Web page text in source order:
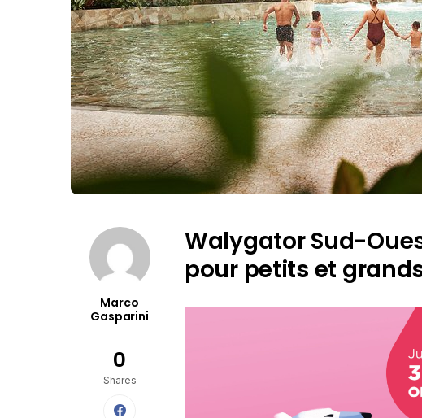
Marco
Gasparini
0
Shares
Walygator Sud-
pour petits et